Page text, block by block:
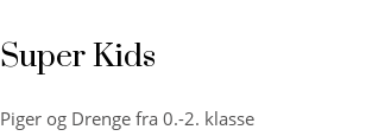
Super Kids
Piger og Drenge fra 0.-2. klasse